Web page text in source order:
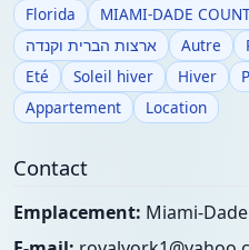
Florida MIAMI-DADE
ארצות הברית וקנדה
Autre
Eté
Soleil hiver Hiver
Appartement
Location
Contact
Emplacement: Miami-